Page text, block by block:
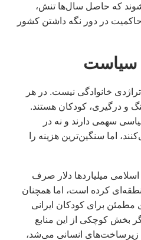
شوند که حاصل سال‌ها تنش،
در دور نگه داشتن کشور
سیاست
خانوادگی نیست. در هر
و درگیری، کودکان هستند.
سهمی دارند و نه در
اما سنگین‌ترین هزینه را
میلیاردها دلار صرف
کرده است، اما همچنان
مطمئن برای کودکان ایرانی
بخش کوچکی از این منابع
انسانی می‌شد،